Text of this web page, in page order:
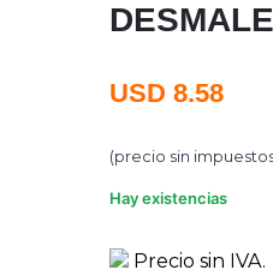
USD 8.58
(precio sin
Hay existencias
Precio sin IVA.